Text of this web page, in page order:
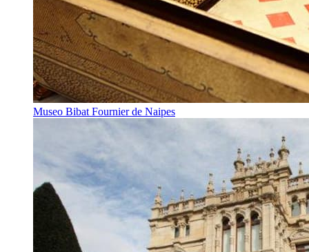
Museo Bibat Fournier de Naipes